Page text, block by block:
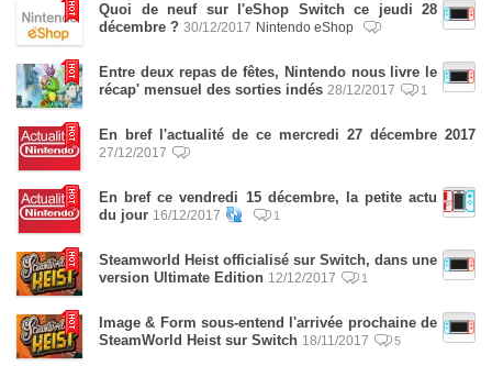
Quoi de neuf sur l'eShop Switch ce jeudi 28
décembre ? 30/12/2017 Nintendo eShop
Entre deux repas de fêtes, Nintendo nous livre le
récap' mensuel des sorties indés 28/12/2017 1
En bref l'actualité de ce mercredi 27 décembre 2017
27/12/2017
En bref ce vendredi 15 décembre, la petite actu
du jour 16/12/2017 1
Steamworld Heist officialisé sur Switch, dans une
version Ultimate Edition 12/12/2017 1
Image & Form sous-entend l'arrivée prochaine de
SteamWorld Heist sur Switch 18/11/2017 5